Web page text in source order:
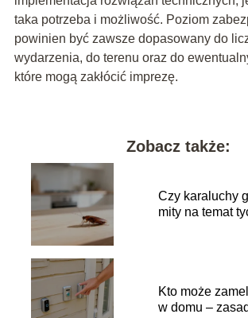
taka potrzeba i możliwość. Poziom
powinien być zawsze dopasowany do
wydarzenia, do terenu oraz do
które mogą zakłócić imprezę.
Zobacz także:
Czy karaluchy
mity na temat
Kto może
w domu –